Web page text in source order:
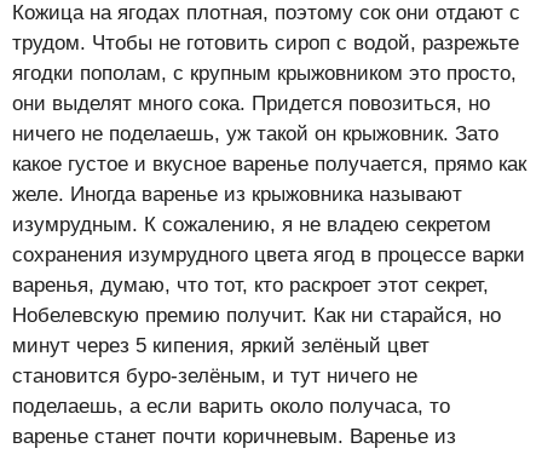
Кожица на ягодах плотная, поэтому сок они отдают с
трудом. Чтобы не готовить сироп с водой, разрежьте
ягодки пополам, с крупным крыжовником это просто,
они выделят много сока. Придется повозиться, но
ничего не поделаешь, уж такой он крыжовник. Зато
какое густое и вкусное варенье получается, прямо как
желе. Иногда варенье из крыжовника называют
изумрудным. К сожалению, я не владею секретом
сохранения изумрудного цвета ягод в процессе варки
варенья, думаю, что тот, кто раскроет этот секрет,
Нобелевскую премию получит. Как ни старайся, но
минут через 5 кипения, яркий зелёный цвет
становится буро-зелёным, и тут ничего не
поделаешь, а если варить около получаса, то
варенье станет почти коричневым. Варенье из